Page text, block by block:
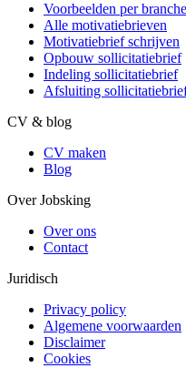
Voorbeelden per branche
Alle motivatiebrieven
Motivatiebrief schrijven
Opbouw sollicitatiebrief
Indeling sollicitatiebrief
Afsluiting
CV & blog
CV maken
Blog
Over Jobsking
Over ons
Contact
Juridisch
Privacy policy
Algemene voorwaarden
Disclaimer
Cookies